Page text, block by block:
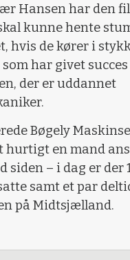
Hansen har den
kunne hente
hvis de kører i
som har givet
der er uddannet
Bøgely
hurtigt en mand
siden – i dag er der
samt et par
på Midtsjælland.